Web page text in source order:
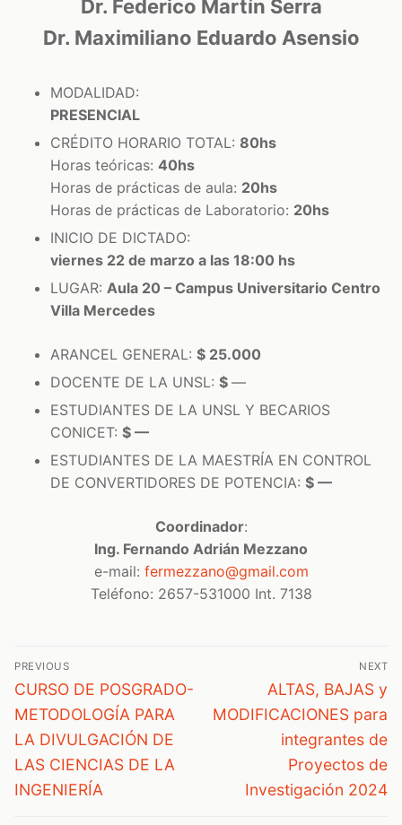
Dr. Federico Martín Serra
Dr. Maximiliano Eduardo Asensio
MODALIDAD:
PRESENCIAL
CRÉDITO HORARIO TOTAL: 80hs
Horas teóricas: 40hs
Horas de prácticas de aula: 20hs
Horas de prácticas de Laboratorio: 20hs
INICIO DE DICTADO:
viernes 22 de marzo a las 18:00 hs
LUGAR: Aula 20 – Campus Universitario Centro
Villa Mercedes
ARANCEL GENERAL: $ 25.000
DOCENTE DE LA UNSL: $ —
ESTUDIANTES DE LA UNSL Y BECARIOS
CONICET: $ —
ESTUDIANTES DE LA MAESTRÍA EN CONTROL
DE CONVERTIDORES DE POTENCIA: $ —
Coordinador:
Ing. Fernando Adrián Mezzano
e-mail: fermezzano@gmail.com
Teléfono: 2657-531000 Int. 7138
Navegación
de
entradas
PREVIOUS
Previous
post:
CURSO DE POSGRADO-
METODOLOGÍA PARA
LA DIVULGACIÓN DE
LAS CIENCIAS DE LA
INGENIERÍA
NEXT
Next
post:
ALTAS, BAJAS y
MODIFICACIONES para
integrantes de
Proyectos de
Investigación 2024